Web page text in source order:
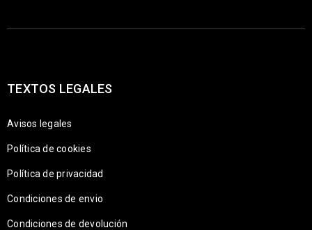
TEXTOS LEGALES
Avisos legales
Política de cookies
Política de privacidad
Condiciones de envio
Condiciones de devolución